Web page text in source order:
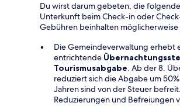
Du wirst darum gebeten, die
Unterkunft beim Check-in oder
Gebühren beinhalten
Die Gemeindeverwaltung erhebt
entrichtende
Tourismusabgabe. Ab der 8.
reduziert sich die Abgabe um
Jahren sind von der Steuer
Reduzierungen und Befreiungen